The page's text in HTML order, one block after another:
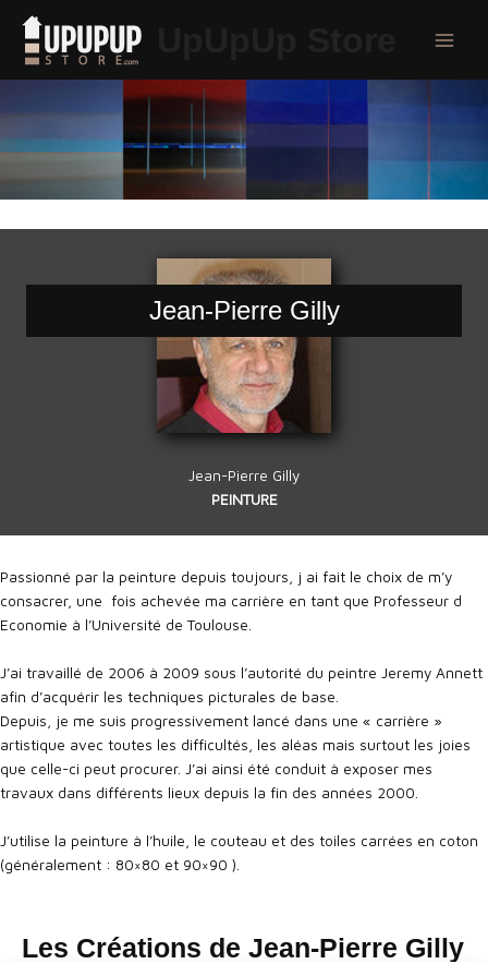
contenu
Jean-Pierre Gilly
Jean-Pierre Gilly
PEINTURE
Passionné par la peinture depuis toujours, j ai fait le choix de m’y
consacrer, une fois achevée ma carrière en tant que Professeur d
Economie à l’Université de Toulouse.
J’ai travaillé de 2006 à 2009 sous l’autorité du peintre Jeremy Annett
afin d’acquérir les techniques picturales de base.
Depuis, je me suis progressivement lancé dans une « carrière »
artistique avec toutes les difficultés, les aléas mais surtout les joies
que celle-ci peut procurer. J’ai ainsi été conduit à exposer mes
travaux dans différents lieux depuis la fin des années 2000.
J’utilise la peinture à l’huile, le couteau et des toiles carrées en coton
(généralement : 80×80 et 90×90 ).
Les Créations de Jean-Pierre Gilly